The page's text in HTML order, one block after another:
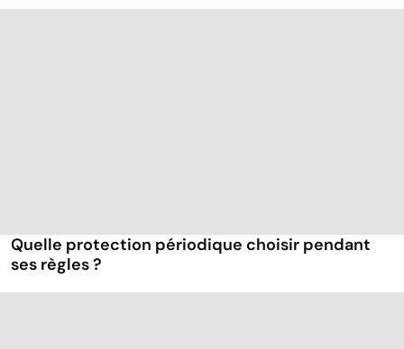
Quelle protection périodique choisir pendant
ses règles ?